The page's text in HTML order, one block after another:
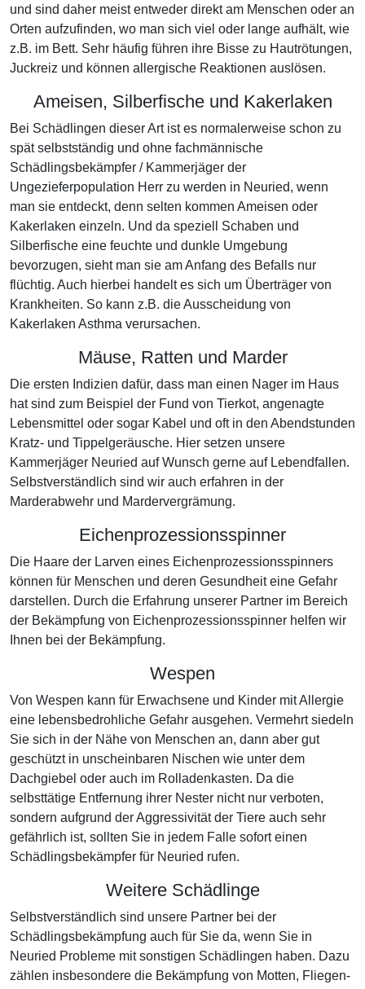
und sind daher meist entweder direkt am Menschen oder an
Orten aufzufinden, wo man sich viel oder lange aufhält, wie
z.B. im Bett. Sehr häufig führen ihre Bisse zu Hautrötungen,
Juckreiz und können allergische Reaktionen auslösen.
Ameisen, Silberfische und Kakerlaken
Bei Schädlingen dieser Art ist es normalerweise schon zu
spät selbstständig und ohne fachmännische
Schädlingsbekämpfer / Kammerjäger der
Ungezieferpopulation Herr zu werden in Neuried, wenn
man sie entdeckt, denn selten kommen Ameisen oder
Kakerlaken einzeln. Und da speziell Schaben und
Silberfische eine feuchte und dunkle Umgebung
bevorzugen, sieht man sie am Anfang des Befalls nur
flüchtig. Auch hierbei handelt es sich um Überträger von
Krankheiten. So kann z.B. die Ausscheidung von
Kakerlaken Asthma verursachen.
Mäuse, Ratten und Marder
Die ersten Indizien dafür, dass man einen Nager im Haus
hat sind zum Beispiel der Fund von Tierkot, angenagte
Lebensmittel oder sogar Kabel und oft in den Abendstunden
Kratz- und Tippelgeräusche. Hier setzen unsere
Kammerjäger Neuried auf Wunsch gerne auf Lebendfallen.
Selbstverständlich sind wir auch erfahren in der
Marderabwehr und Mardervergrämung.
Eichenprozessionsspinner
Die Haare der Larven eines Eichenprozessionsspinners
können für Menschen und deren Gesundheit eine Gefahr
darstellen. Durch die Erfahrung unserer Partner im Bereich
der Bekämpfung von Eichenprozessionsspinner helfen wir
Ihnen bei der Bekämpfung.
Wespen
Von Wespen kann für Erwachsene und Kinder mit Allergie
eine lebensbedrohliche Gefahr ausgehen. Vermehrt siedeln
Sie sich in der Nähe von Menschen an, dann aber gut
geschützt in unscheinbaren Nischen wie unter dem
Dachgiebel oder auch im Rolladenkasten. Da die
selbsttätige Entfernung ihrer Nester nicht nur verboten,
sondern aufgrund der Aggressivität der Tiere auch sehr
gefährlich ist, sollten Sie in jedem Falle sofort einen
Schädlingsbekämpfer für Neuried rufen.
Weitere Schädlinge
Selbstverständlich sind unsere Partner bei der
Schädlingsbekämpfung auch für Sie da, wenn Sie in
Neuried Probleme mit sonstigen Schädlingen haben. Dazu
zählen insbesondere die Bekämpfung von Motten, Fliegen-